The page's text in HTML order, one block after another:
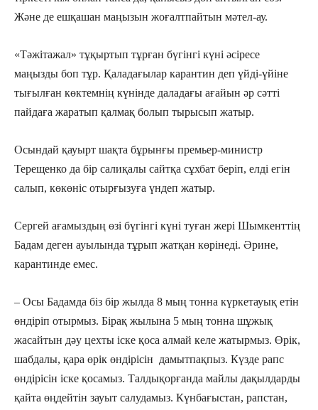
Және де ешқашан маңызын жоғалтпайтын мәтел-ау.
«Тәжітажал» тұқыртып тұрған бүгінгі күні әсіресе
маңызды боп тұр. Қаладағылар карантин деп үйді-үйіне
тығылған көктемнің күнінде даладағы ағайын әр сәтті
пайдаға жаратып қалмақ болып тырысып жатыр.
Осындай қауырт шақта бұрынғы премьер-министр
Терещенко да бір салиқалы сайтқа сұхбат беріп, елді егін
салып, көкөніс отырғызуға үндеп жатыр.
Сергей ағамыздың өзі бүгінгі күні туған жері Шымкенттің
Бадам деген ауылында тұрып жатқан көрінеді. Әрине,
карантинде емес.
– Осы Бадамда біз бір жылда 8 мың тонна күркетауық етін
өндіріп отырмыз. Бірақ жылына 5 мың тонна шұжық
жасайтын дәу цехты іске қоса алмай келе жатырмыз. Өрік,
шабдалы, қара өрік өндірісін дамытпақпыз. Күзде рапс
өндірісін іске қосамыз. Талдықорғанда майлы дақылдарды
қайта өңдейтін зауыт салудамыз. Күнбағыстан, рапстан,